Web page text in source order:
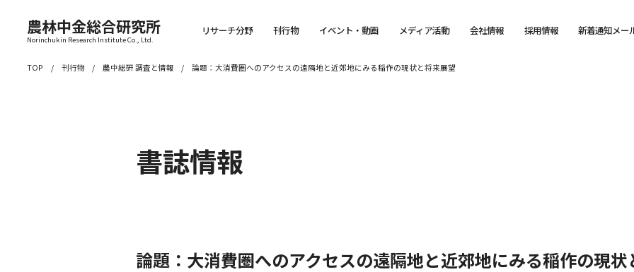
農林中金総合研究所
Norinchukin Research Institute Co., Ltd.
リサーチ分野 刊行物 イベント・動画 メディア活動 会社情報 採用情報 新着通知メー
TOP 刊行物 農中総研 調査と情報 論題：大消費圏へのアクセスの遠隔地と近郊地にみる稲作の現状と将来展望
書誌情報
論題：大消費圏へのアクセスの遠隔地と近郊地にみる稲作の現状